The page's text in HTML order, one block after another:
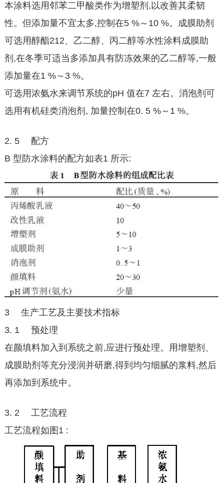
本涂料选用邻苯二甲酸类作为增塑剂,以改善其柔韧
性。但添加量不宜太多,控制在5 %～10 %。成膜助剂
可选用醇酯212、乙二醇、丙二醇等水性涂料成膜助
剂,在冬季可适当多添加具有防冻效果的乙二醇等,一般
添加量在1 %～3 %。
可选用浓氨水来调节系统的pH 值在7 左右。消泡剂可
选用有机硅类消泡剂, 加量控制在0. 5 %～1 %。
2. 5 配方
B 型防水涂料的配方如表1 所示:
3 生产工艺及主要技术指标
3. 1 预处理
在颜填料加入到系统之前,应进行预处理。用增塑剂、
成膜助剂等充分浸润并研磨,得到均匀细腻的浆料,然后
再添加到系统中。
3. 2 工艺流程
工艺流程如图1 :